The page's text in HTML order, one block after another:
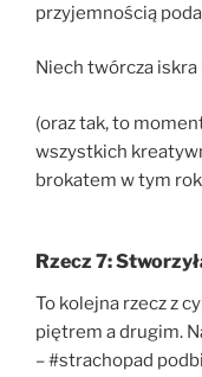
przyjemnością
Niech twórcza
(oraz tak, to
wszystkich
brokatem w tym
Rzecz 7:
To kolejna rzecz z
piętrem a drugim.
– #strachopad